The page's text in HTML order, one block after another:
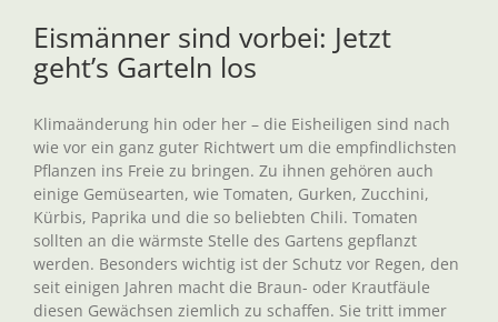
Eismänner sind vorbei: Jetzt
geht’s Garteln los
Klimaänderung hin oder her – die Eisheiligen sind nach
wie vor ein ganz guter Richtwert um die empfindlichsten
Pflanzen ins Freie zu bringen. Zu ihnen gehören auch
einige Gemüsearten, wie Tomaten, Gurken, Zucchini,
Kürbis, Paprika und die so beliebten Chili. Tomaten
sollten an die wärmste Stelle des Gartens gepflanzt
werden. Besonders wichtig ist der Schutz vor Regen, den
seit einigen Jahren macht die Braun- oder Krautfäule
diesen Gewächsen ziemlich zu schaffen. Sie tritt immer